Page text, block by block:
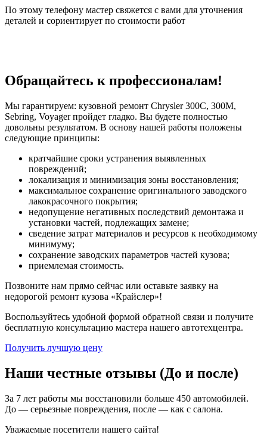
По этому телефону мастер свяжется с вами для уточнения
деталей и сориентирует по стоимости работ
Обращайтесь к профессионалам!
Мы гарантируем: кузовной ремонт Chrysler 300C, 300M,
Sebring, Voyager пройдет гладко. Вы будете полностью
довольны результатом. В основу нашей работы положены
следующие принципы:
кратчайшие сроки устранения выявленных
повреждений;
локализация и минимизация зоны восстановления;
максимальное сохранение оригинального заводского
лакокрасочного покрытия;
недопущение негативных последствий демонтажа и
установки частей, подлежащих замене;
сведение затрат материалов и ресурсов к необходимому
минимуму;
сохранение заводских параметров частей кузова;
приемлемая стоимость.
Позвоните нам прямо сейчас или оставьте заявку на
недорогой ремонт кузова «Крайслер»!
Воспользуйтесь удобной формой обратной связи и получите
бесплатную консультацию мастера нашего автотехцентра.
Получить лучшую цену
Наши честные отзывы (До и после)
За 7 лет работы мы восстановили больше 450 автомобилей.
До — серьезные повреждения, после — как с салона.
Уважаемые посетители нашего сайта!